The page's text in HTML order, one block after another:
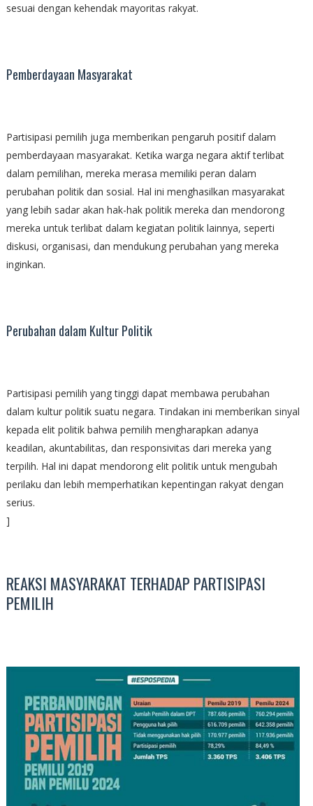
sesuai dengan kehendak mayoritas rakyat.
Pemberdayaan Masyarakat
Partisipasi pemilih juga memberikan pengaruh positif dalam
pemberdayaan masyarakat. Ketika warga negara aktif terlibat
dalam pemilihan, mereka merasa memiliki peran dalam
perubahan politik dan sosial. Hal ini menghasilkan masyarakat
yang lebih sadar akan hak-hak politik mereka dan mendorong
mereka untuk terlibat dalam kegiatan politik lainnya, seperti
diskusi, organisasi, dan mendukung perubahan yang mereka
inginkan.
Perubahan dalam Kultur Politik
Partisipasi pemilih yang tinggi dapat membawa perubahan
dalam kultur politik suatu negara. Tindakan ini memberikan sinyal
kepada elit politik bahwa pemilih mengharapkan adanya
keadilan, akuntabilitas, dan responsivitas dari mereka yang
terpilih. Hal ini dapat mendorong elit politik untuk mengubah
perilaku dan lebih memperhatikan kepentingan rakyat dengan
serius.
]
REAKSI MASYARAKAT TERHADAP PARTISIPASI
PEMILIH